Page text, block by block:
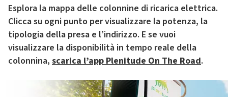
Esplora la mappa delle colonnine di ricarica elettrica.
Clicca su ogni punto per visualizzare la potenza, la
tipologia della presa e l’indirizzo. E se vuoi
visualizzare la disponibilità in tempo reale della
colonnina, scarica l’app Plenitude On The Road.